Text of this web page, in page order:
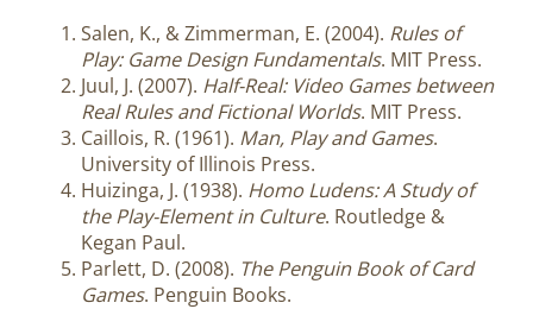
Salen, K., & Zimmerman, E. (2004). Rules of
Play: Game Design Fundamentals. MIT Press.
Juul, J. (2007). Half-Real: Video Games between
Real Rules and Fictional Worlds. MIT Press.
Caillois, R. (1961). Man, Play and Games.
University of Illinois Press.
Huizinga, J. (1938). Homo Ludens: A Study of
the Play-Element in Culture. Routledge &
Kegan Paul.
Parlett, D. (2008). The Penguin Book of Card
Games. Penguin Books.